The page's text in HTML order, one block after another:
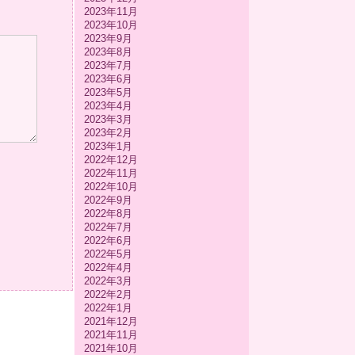
2023年11月
2023年10月
2023年9月
2023年8月
2023年7月
2023年6月
2023年5月
2023年4月
2023年3月
2023年2月
2023年1月
2022年12月
2022年11月
2022年10月
2022年9月
2022年8月
2022年7月
2022年6月
2022年5月
2022年4月
2022年3月
2022年2月
2022年1月
2021年12月
2021年11月
2021年10月